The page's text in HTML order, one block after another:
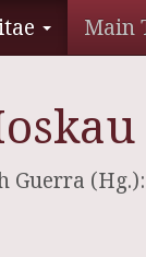
Main
Guerra